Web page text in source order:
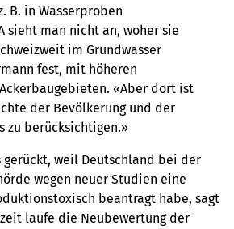
B. in Wasserproben
sieht man nicht an, woher sie
im Grundwasser
fest, mit höheren
«Aber dort ist
der Bevölkerung und der
zu berücksichtigen.»
gerückt, weil Deutschland bei der
wegen neuer Studien eine
beantragt habe, sagt
laufe die Neubewertung der